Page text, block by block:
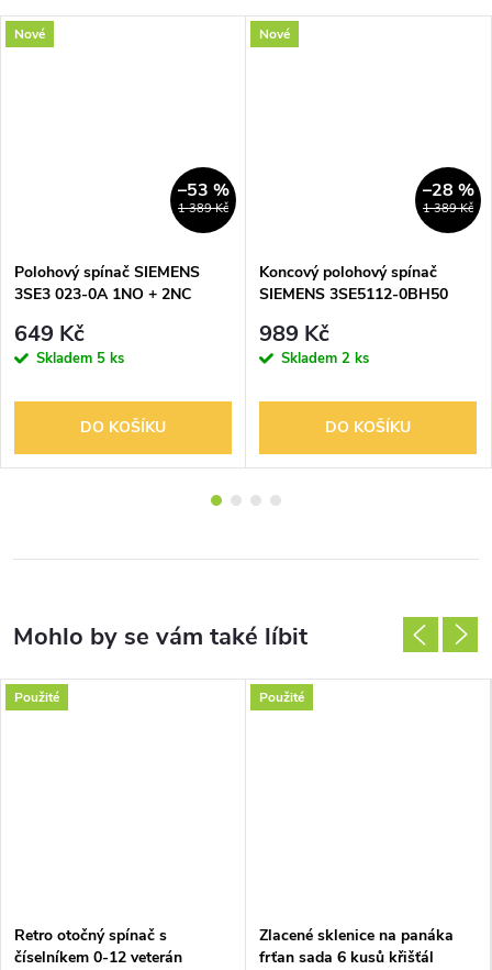
Nové
1 389 Kč
–53 %
Polohový spínač SIEMENS
3SE3 023-0A 1NO + 2NC
649 Kč
Skladem 5 ks
DO KOŠÍKU
Nové
1 389 Kč
–28 %
Koncový polohový spínač
SIEMENS 3SE5112-0BH50
989 Kč
Skladem 2 ks
DO KOŠÍKU
Použité
Retro otočný spínač s
číselníkem 0-12 veterán
Použité
Zlacené sklenice na panáka
frťan sada 6 kusů křišťál